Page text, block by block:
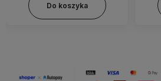
Do koszyka